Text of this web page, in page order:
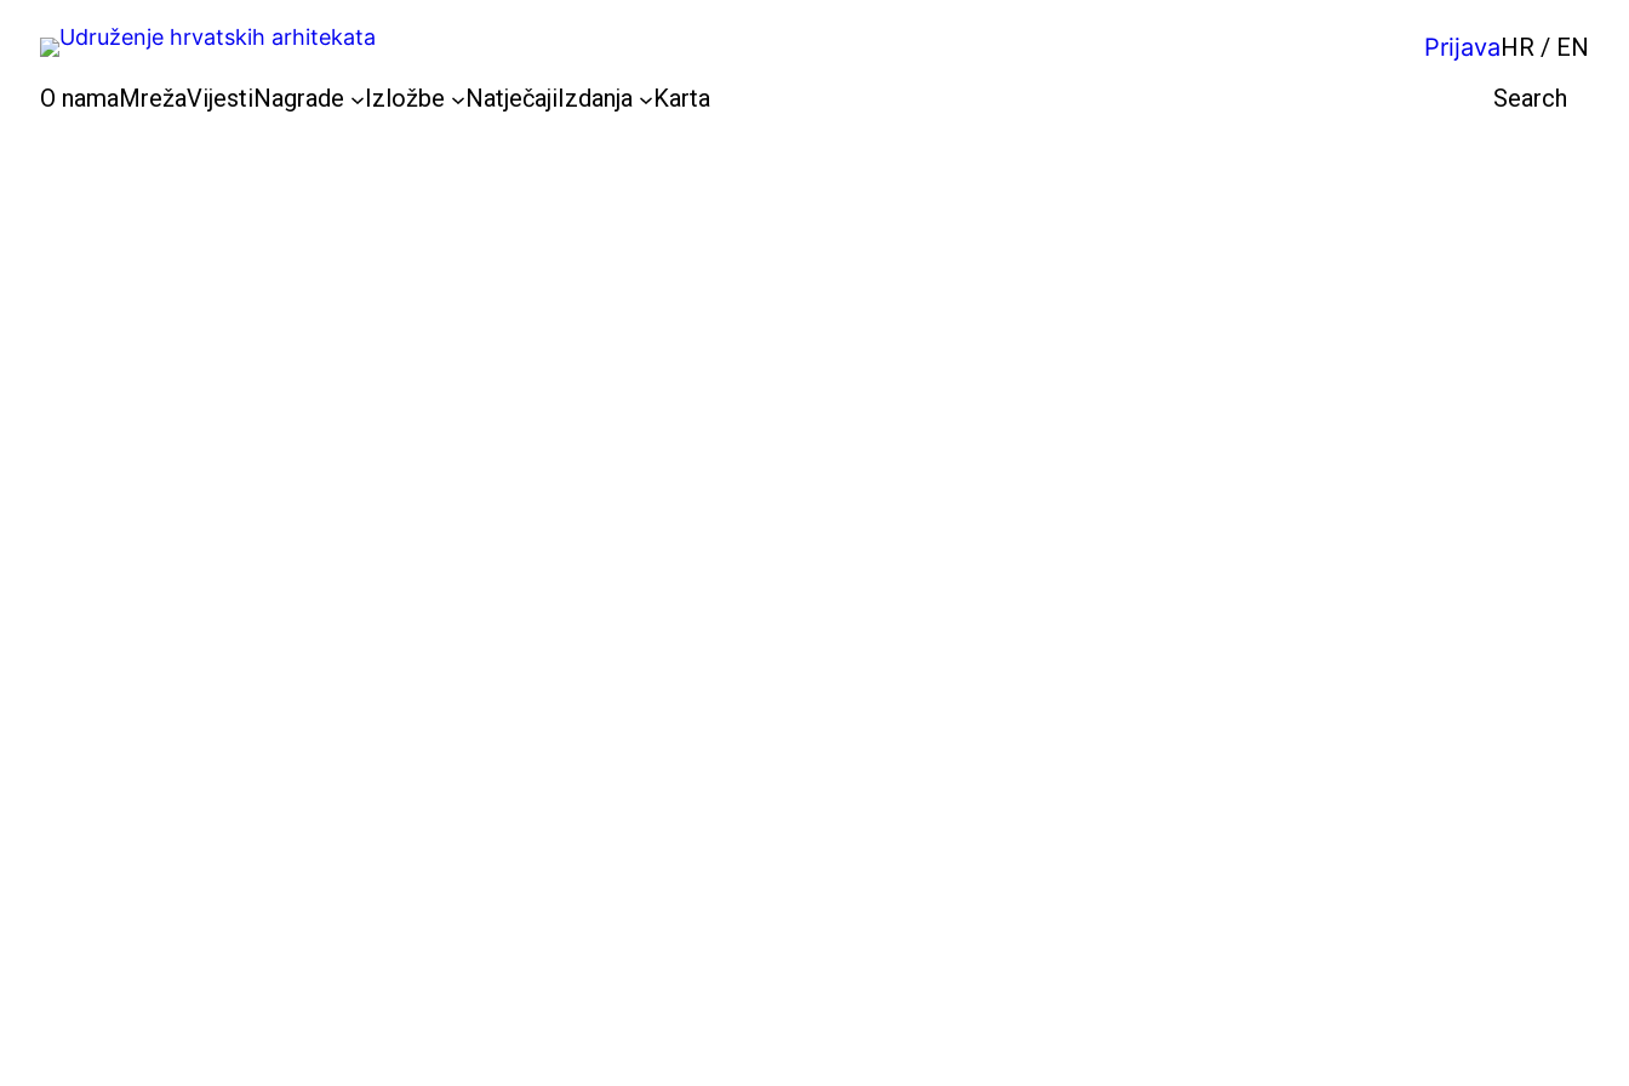
Skoči
sadržaja
PrijavaHR / EN
O namaMrežaVijestiNagrade Izložbe NatječajiIzdanja Karta